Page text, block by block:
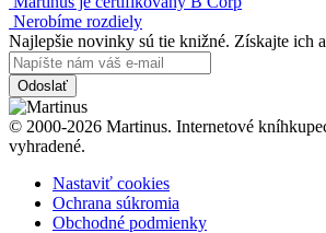
Nerobíme rozdiely
Najlepšie novinky sú tie knižné. Získajte ich
Odoslať
© 2000-2026 Martinus. Internetové
vyhradené.
Nastaviť cookies
Ochrana súkromia
Obchodné podmienky